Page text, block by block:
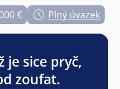
€ Plný úvazek
je sice pryč,
zoufat.